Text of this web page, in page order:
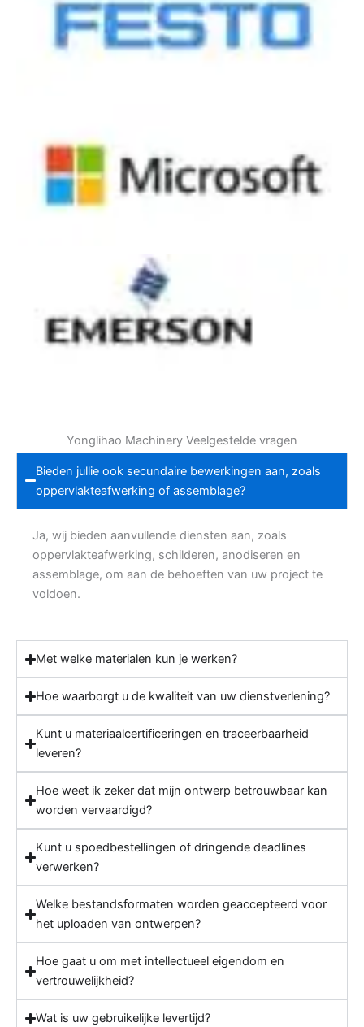
Yonglihao Machinery Veelgestelde vragen
Bieden jullie ook secundaire bewerkingen aan, zoals
oppervlakteafwerking of assemblage?
Ja, wij bieden aanvullende diensten aan, zoals
oppervlakteafwerking, schilderen, anodiseren en
assemblage, om aan de behoeften van uw project te
voldoen.
Met welke materialen kun je werken?
Hoe waarborgt u de kwaliteit van uw dienstverlening?
Kunt u materiaalcertificeringen en traceerbaarheid
leveren?
Hoe weet ik zeker dat mijn ontwerp betrouwbaar kan
worden vervaardigd?
Kunt u spoedbestellingen of dringende deadlines
verwerken?
Welke bestandsformaten worden geaccepteerd voor
het uploaden van ontwerpen?
Hoe gaat u om met intellectueel eigendom en
vertrouwelijkheid?
Wat is uw gebruikelijke levertijd?